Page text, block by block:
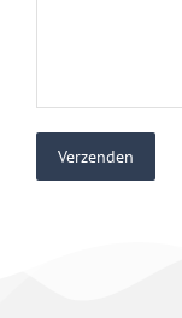
Verzenden